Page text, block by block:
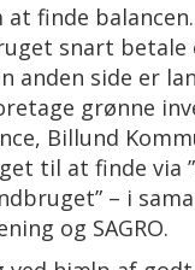
finde
snart betale
anden side er
grønne
Billund
til at finde via
– i
og SAGRO.